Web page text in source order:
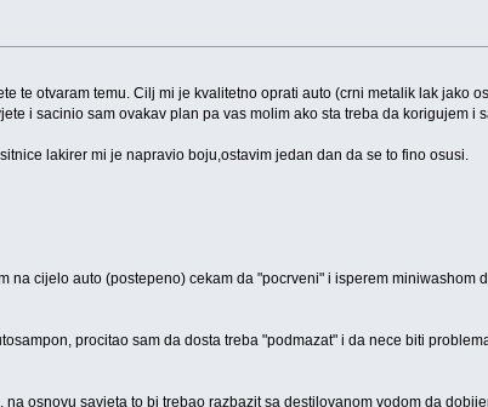
te otvaram temu. Cilj mi je kvalitetno oprati auto (crni metalik lak jako
i sacinio sam ovakav plan pa vas molim ako sta treba da korigujem i
lakirer mi je napravio boju,ostavim jedan dan da se to fino osusi.
na cijelo auto (postepeno) cekam da "pocrveni" i isperem miniwashom
procitao sam da dosta treba "podmazat" i da nece biti
osnovu savjeta to bi trebao razbazit sa destilovanom vodom da